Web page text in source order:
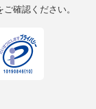
ご確認ください。